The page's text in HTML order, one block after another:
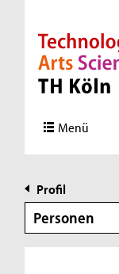
Direkt zur
Direkt zur
Direkt zum
Direkt zum
Menü
Profil
Personen